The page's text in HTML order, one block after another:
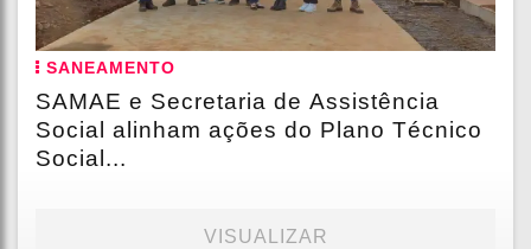
SANEAMENTO
SAMAE e Secretaria de Assistência
Social alinham ações do Plano Técnico
Social...
VISUALIZAR